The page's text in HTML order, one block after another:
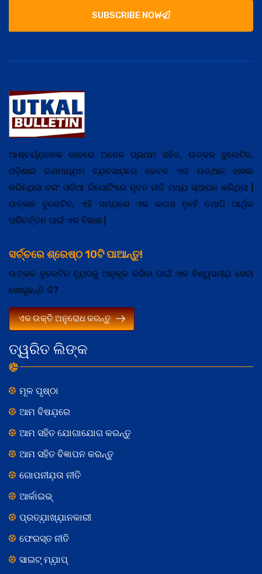
SUBSCRIBE NOW
ତ୍ୱରିତ ଲିଙ୍କ
ମୂଳ ପୃଷ୍ଠା
ଆମ ବିଷଯ଼ରେ
ଆମ ସହିତ ଯୋଗାଯୋଗ କରନ୍ତୁ
ଆମ ସହିତ ବିଜ୍ଞାପନ କରନ୍ତୁ
ଗୋପନୀଯ଼ତା ନୀତି
ଆର୍କାଇଭ୍
ପ୍ରତ୍ଯ଼ାଖ୍ଯ଼ାନକାରୀ
ଫେରସ୍ତ ନୀତି
ସାଇଟ୍ ମ୍ଯ଼ାପ୍
ଆଶ୍ଚର୍ଯ୍ଯ଼ଜନକ ଭାବରେ ଅନେକ ପ୍ରଥମ ସହିତ, ଉତ୍କଳ ବୁଲେଟିନ,
ଓଡ଼ିଶାର ଗଣମାଧ୍ଯ଼ମ ବ୍ଯ଼ବସାଯ଼ରେ କେବଳ ଏକ ଉତ୍ଥାନ ହାସଲ
କରିନଥିଲା ବରଂ ଓଡ଼ିଆ ରିପୋର୍ଟିଂରେ ନୂତନ ନୀତି ମଧ୍ଯ଼ ସ୍ଥାପନ କରିଥିଲା |
ଉତ୍କଳ ବୁଲେଟିନ, ଏହି ସମଯ଼ରେ ଏକ କାଗଜ ନୁହେଁ ତଥାପି ଆର୍ଥିକ
ପରିବର୍ତ୍ତନ ପାଇଁ ଏକ ବିକାଶ |
ସର୍ଚ୍ଚରେ ଶ୍ରେଷ୍ଠ 10ଟି ପାଆନ୍ତୁ!
ଉତ୍କଳ ବୁଲେଟିନ ନ୍ଯ଼ୁଜକୁ ଅନୁକୂଳ କରିବା ପାଇଁ ଏକ ବିଶ୍ୱସନୀଯ଼ ସେବା
ଖୋଜୁଛନ୍ତି କି?
ଏକ ଉକ୍ତି ଅନୁରୋଧ କରନ୍ତୁ